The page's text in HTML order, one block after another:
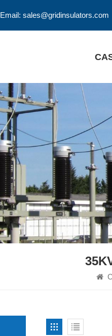
Email: sales@gridinsulators.com